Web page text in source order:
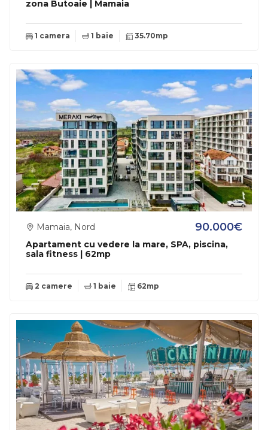
zona Butoaie | Mamaia
1 camera 1 baie 35.70mp
Apartament cu vedere la mare, SPA, piscina,
sala fitness | 62mp
Mamaia, Nord 90.000€
2 camere 1 baie 62mp